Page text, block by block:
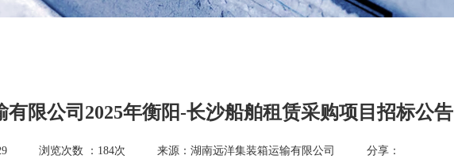
限公司2025年衡阳-长沙船舶租赁采购项目招标公告
浏览次数 ： 184次 来源：湖南远洋集装箱运输有限公司 分享：